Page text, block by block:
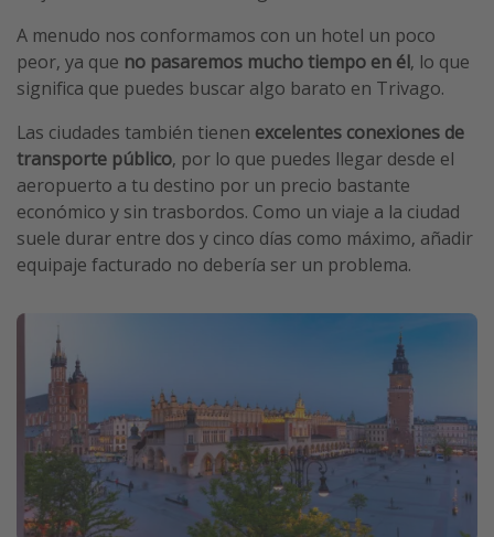
A menudo nos conformamos con un hotel un poco
peor, ya que no pasaremos mucho tiempo en él, lo que
significa que puedes buscar algo barato en Trivago.
Las ciudades también tienen excelentes conexiones de
transporte público, por lo que puedes llegar desde el
aeropuerto a tu destino por un precio bastante
económico y sin trasbordos. Como un viaje a la ciudad
suele durar entre dos y cinco días como máximo, añadir
equipaje facturado no debería ser un problema.